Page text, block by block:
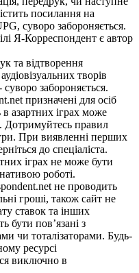
посилання на
суворо забороняється.
Я-Корреспондент є автор
та відтворення
творів
забороняється.
призначені для осіб
азартних іграх може
Дотримуйтесь правил
При виявленні перших
до спеціаліста.
іграх не може бути
роботі.
не проводить
гроші, також сайт не
ставок та інших
бути пов’язані з
чи тоталізаторами. Будь-
ресурсі
виключно в